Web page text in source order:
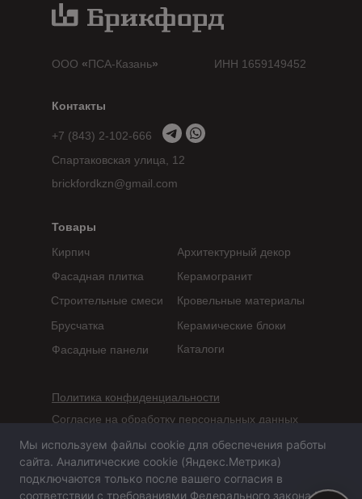
ИНН 1659149452
Согласие на обработку персональных данных
Политика конфиденциальности
Фасадная плитка
Кирпич Архитектурный декор
Фасадные панели
Керамогранит
Строительные смеси
Каталоги
Товары
Контакты
Брусчатка
+7 (843) 2-102-666
ООО «ПСА-Казань»
Кровельные материалы
Керамические блоки
Сайт не является публичной офертой,
определяемой положениями статьи 437 ГК РФ
brickfordkzn@gmail.com
Спартаковская улица, 12
Мы используем файлы cookie для обеспечения работы
сайта. Аналитические cookie (Яндекс.Метрика)
подключаются только после вашего согласия в
соответствии с требованиями Федерального закона №